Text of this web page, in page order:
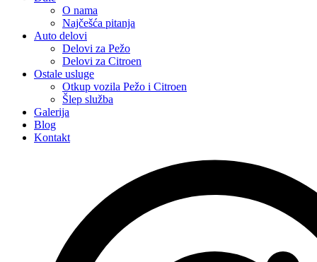
O nama
Najčešća pitanja
Auto delovi
Delovi za Pežo
Delovi za Citroen
Ostale usluge
Otkup vozila Pežo i Citroen
Šlep služba
Galerija
Blog
Kontakt